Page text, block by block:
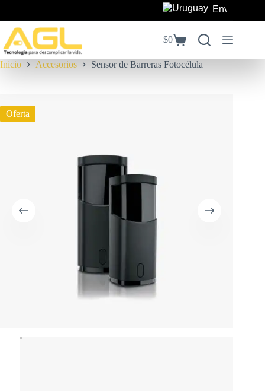
contenido
Envíos a
Carro
compra
$0
Inicio Accesorios Sensor de Barreras Fotocélula
Oferta